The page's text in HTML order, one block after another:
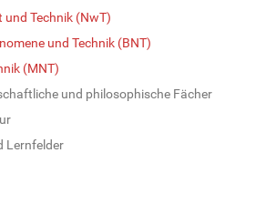
Technik (NwT)
und Technik (BNT)
(MNT)
und philosophische Fächer
Lernfelder